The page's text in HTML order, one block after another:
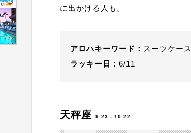
に出かける人も。
アロハキーワード： スーツケース
ラッキー日： 6/11
天秤座 9.23 - 10.22